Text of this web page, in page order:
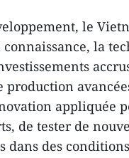
le
la
appliquée
de tester de
dans des